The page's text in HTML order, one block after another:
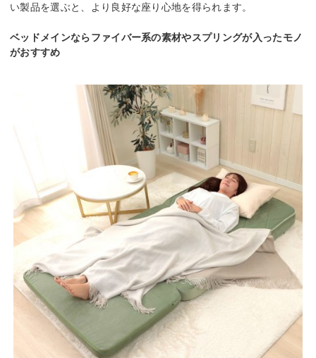
い製品を選ぶと、より良好な座り心地を得られます。
ベッドメインならファイバー系の素材やスプリングが入ったモノ
がおすすめ